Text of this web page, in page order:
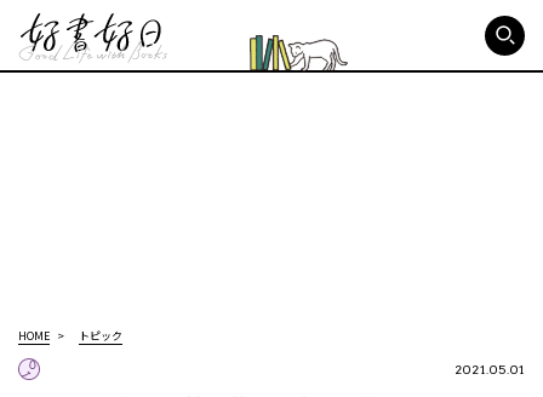
HOME トピック
2021.05.01